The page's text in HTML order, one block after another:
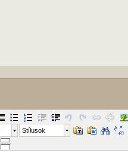
Stílusok